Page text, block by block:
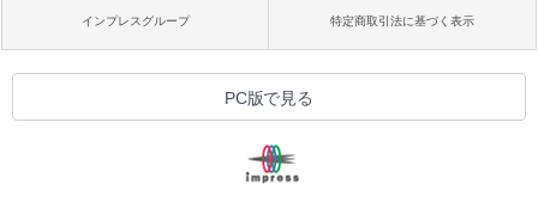
インプレスグループ 特定商取引法に基づく表示
PC版で見る